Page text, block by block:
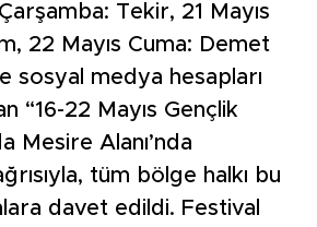
Tekir, 21 Mayıs
22 Mayıs Cuma: Demet
sosyal medya hesapları
“16-22 Mayıs Gençlik
Mesire Alanı’nda
tüm bölge halkı bu
davet edildi. Festival